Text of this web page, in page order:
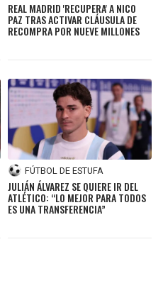
REAL MADRID 'RECUPERA' A NICO
PAZ TRAS ACTIVAR CLÁUSULA DE
RECOMPRA POR NUEVE MILLONES
FÚTBOL DE ESTUFA
JULIÁN ÁLVAREZ SE QUIERE IR DEL
ATLÉTICO: “LO MEJOR PARA TODOS
ES UNA TRANSFERENCIA”